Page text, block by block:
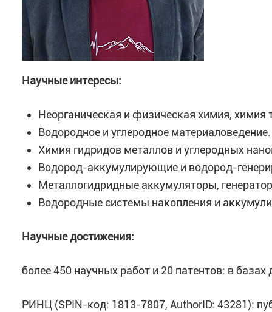
Научные интересы:
Неорганическая и физическая химия, химия
Водородное и углеродное
Химия гидридов металлов и углеродных
Водород-аккумулирующие и водород-
Металлогидридные аккумуляторы,
Водородные системы накопления и
Научные достижения:
более 450 научных работ и 20 патентов: в
РИНЦ (SPIN-код: 1813-7807, AuthorID: 43281):